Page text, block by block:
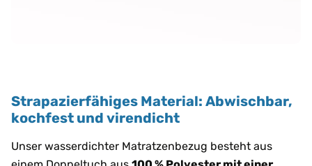
Strapazierfähiges Material: Abwischbar,
kochfest und virendicht
Unser wasserdichter Matratzenbezug besteht aus